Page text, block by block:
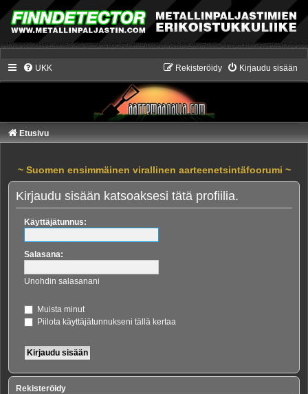
UKK Kirjaudu sisään
Rekisteröidy
Etusivu
~ Suomen ensimmäinen virallinen aarteenetsintäfoorumi ~
Kirjaudu sisään katsoaksesi tätä profiilia.
Käyttäjätunnus:
Salasana:
Unohdin salasanani
Muista minut
Piilota käyttäjätunnukseni tällä kertaa
Rekisteröidy